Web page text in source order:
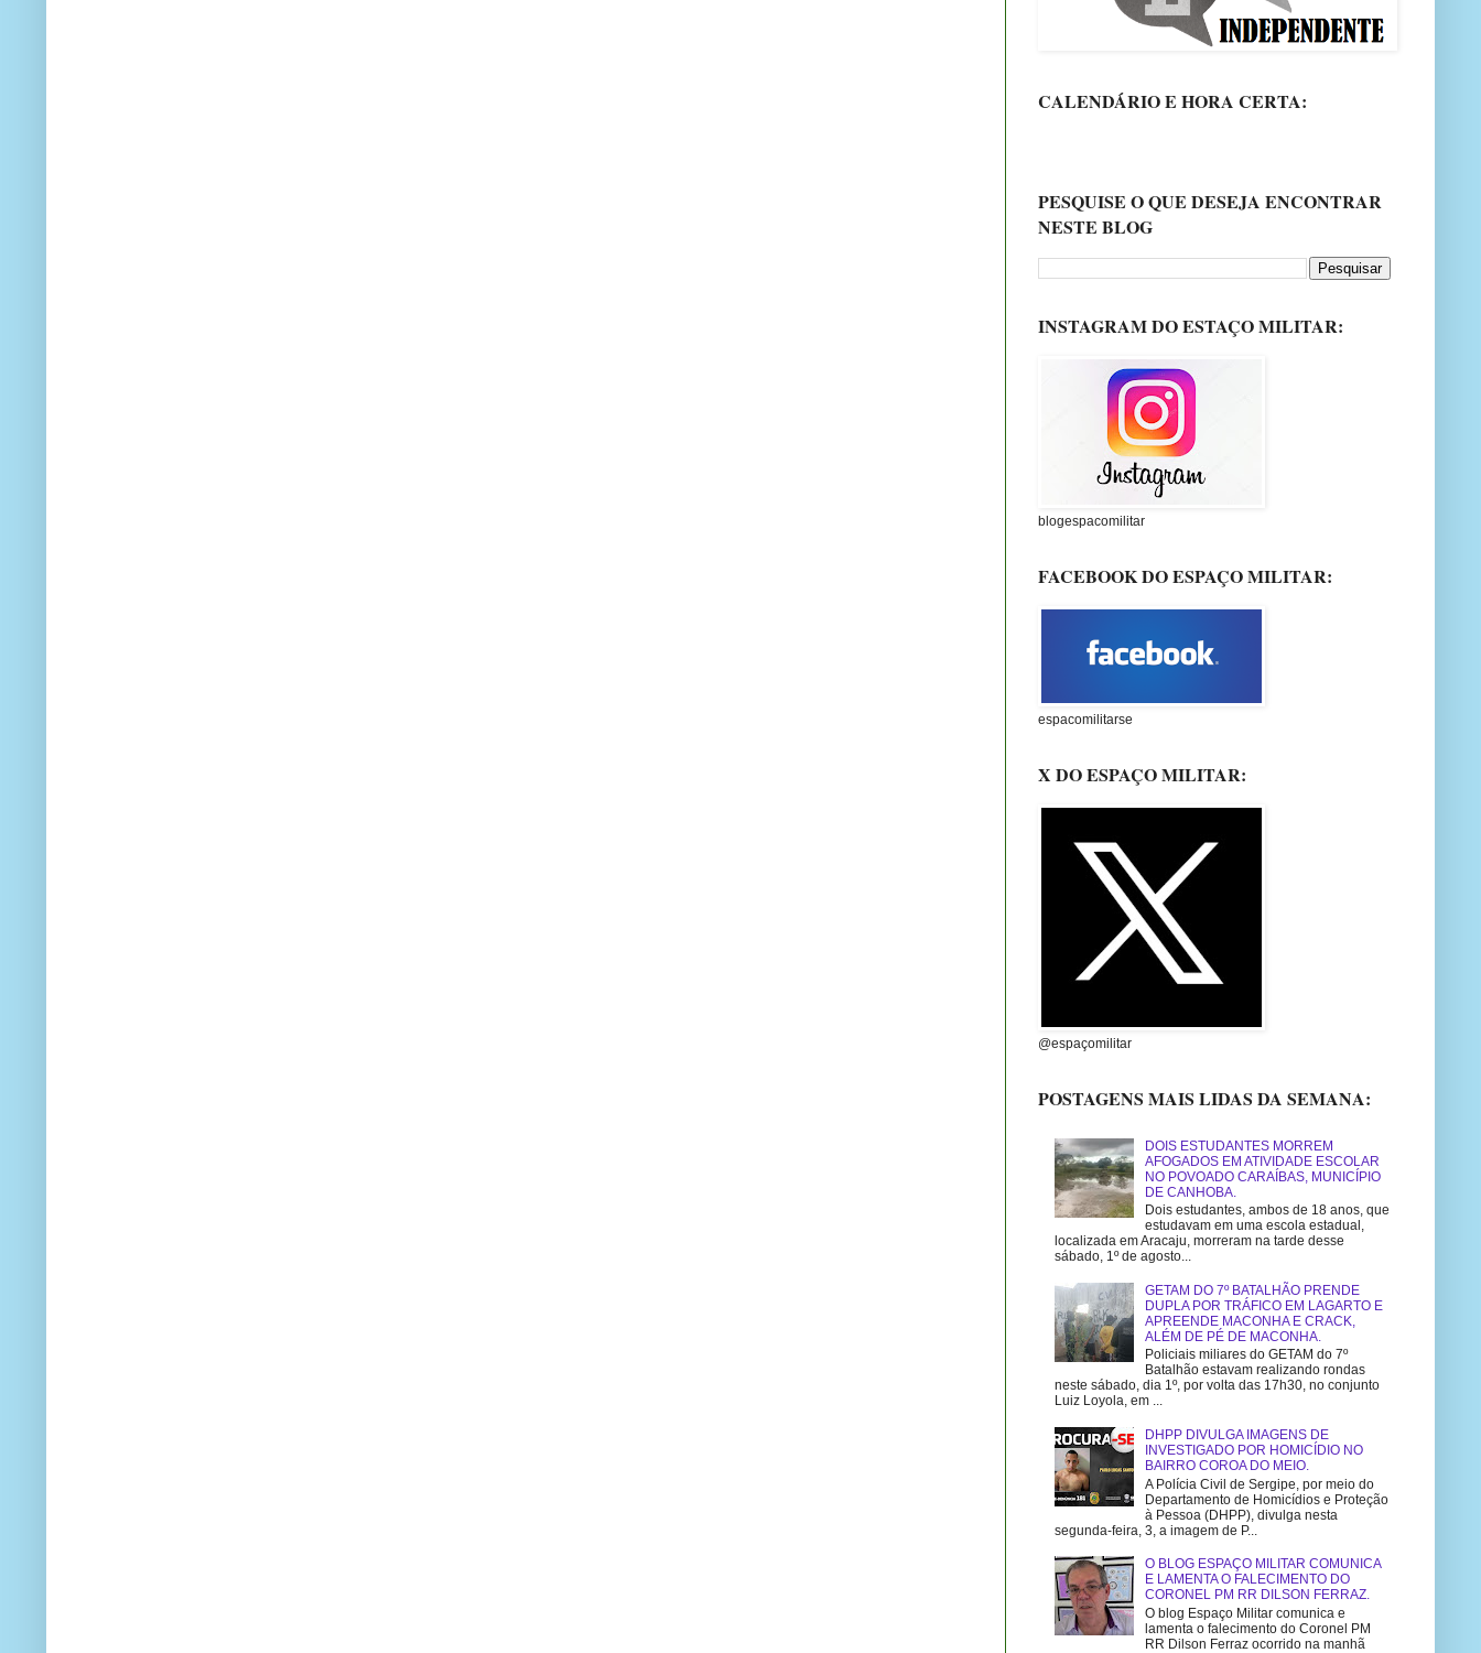
CALENDÁRIO E HORA CERTA:
PESQUISE O QUE DESEJA ENCONTRAR
NESTE BLOG
INSTAGRAM DO ESTAÇO MILITAR:
blogespacomilitar
FACEBOOK DO ESPAÇO MILITAR:
espacomilitarse
X DO ESPAÇO MILITAR:
@espaçomilitar
POSTAGENS MAIS LIDAS DA SEMANA:
DOIS ESTUDANTES MORREM
AFOGADOS EM ATIVIDADE ESCOLAR
NO POVOADO CARAÍBAS, MUNICÍPIO
DE CANHOBA.
Dois estudantes, ambos de 18 anos, que
estudavam em uma escola estadual,
localizada em Aracaju, morreram na tarde desse
sábado, 1º de agosto...
GETAM DO 7º BATALHÃO PRENDE
DUPLA POR TRÁFICO EM LAGARTO E
APREENDE MACONHA E CRACK,
ALÉM DE PÉ DE MACONHA.
Policiais miliares do GETAM do 7º
Batalhão estavam realizando rondas
neste sábado, dia 1º, por volta das 17h30, no conjunto
Luiz Loyola, em ...
DHPP DIVULGA IMAGENS DE
INVESTIGADO POR HOMICÍDIO NO
BAIRRO COROA DO MEIO.
A Polícia Civil de Sergipe, por meio do
Departamento de Homicídios e Proteção
à Pessoa (DHPP), divulga nesta
segunda-feira, 3, a imagem de P...
O BLOG ESPAÇO MILITAR COMUNICA
E LAMENTA O FALECIMENTO DO
CORONEL PM RR DILSON FERRAZ.
O blog Espaço Militar comunica e
lamenta o falecimento do Coronel PM
RR Dilson Ferraz ocorrido na manhã